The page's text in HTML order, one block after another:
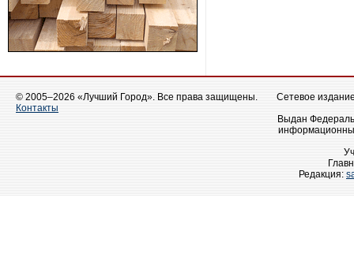
© 2005–2026 «Лучший Город». Все права защищены.
Контакты
Сетевое
Выдан
Редакция: